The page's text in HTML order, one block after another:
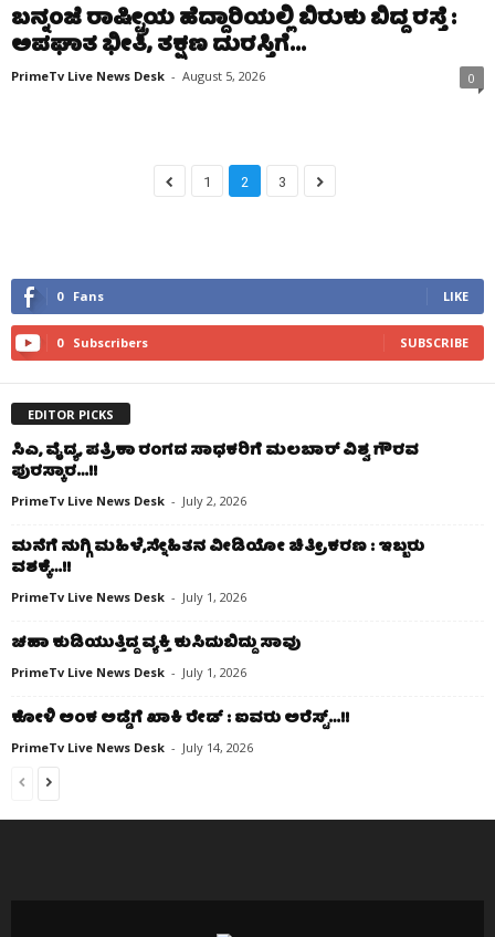
ಬನ್ನಂಜೆ ರಾಷ್ಟ್ರೀಯ ಹೆದ್ದಾರಿಯಲ್ಲಿ ಬಿರುಕು ಬಿದ್ದ ರಸ್ತೆ :
ಅಪಘಾತ ಭೀತಿ, ತಕ್ಷಣ ದುರಸ್ತಿಗೆ...
PrimeTv Live News Desk - August 5, 2026 0
1 2 3
0 Fans LIKE
0 Subscribers SUBSCRIBE
EDITOR PICKS
ಸಿಎ, ವೈದ್ಯ, ಪತ್ರಿಕಾ ರಂಗದ ಸಾಧಕರಿಗೆ ಮಲಬಾರ್ ವಿಶ್ವ ಗೌರವ
ಪುರಸ್ಕಾರ…!!
PrimeTv Live News Desk - July 2, 2026
ಮನೆಗೆ ನುಗ್ಗಿ ಮಹಿಳೆ,ಸ್ನೇಹಿತನ ವೀಡಿಯೋ ಚಿತ್ರೀಕರಣ : ಇಬ್ಬರು
ವಶಕ್ಕೆ…!!
PrimeTv Live News Desk - July 1, 2026
ಚಹಾ ಕುಡಿಯುತ್ತಿದ್ದ ವ್ಯಕ್ತಿ ಕುಸಿದುಬಿದ್ದು ಸಾವು
PrimeTv Live News Desk - July 1, 2026
ಕೋಳಿ ಅಂಕ ಅಡ್ಡೆಗೆ ಖಾಕಿ ರೇಡ್ : ಐವರು ಅರೆಸ್ಟ್…!!
PrimeTv Live News Desk - July 14, 2026